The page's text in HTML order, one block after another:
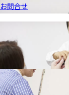
お問合せ